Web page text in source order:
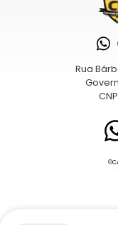
Rua
©